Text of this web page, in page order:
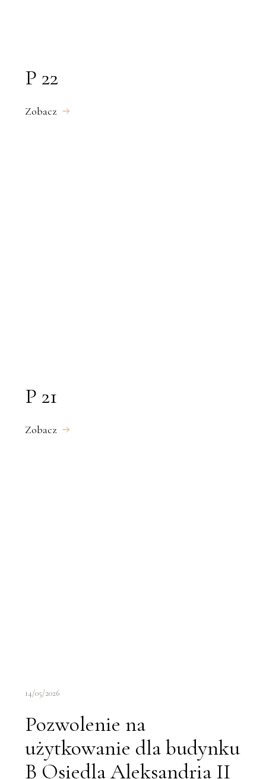
P 22
Zobacz
P 21
Zobacz
14/05/2026
Pozwolenie na
użytkowanie dla budynku
B Osiedla Aleksandria II